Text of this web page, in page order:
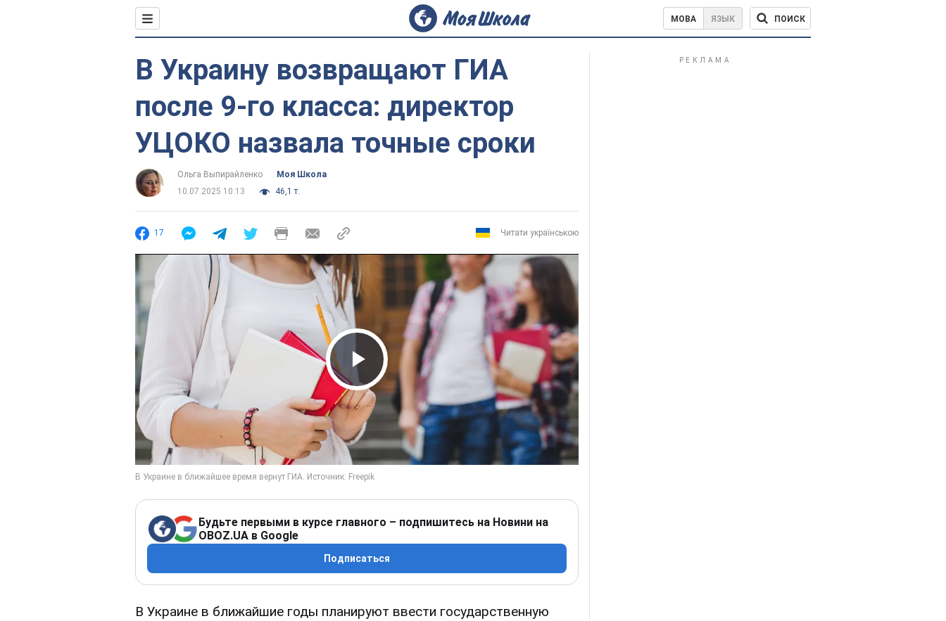
МОВА ЯЗЫК ПОИСК
В Украину возвращают ГИА
после 9-го класса: директор
УЦОКО назвала точные сроки
Ольга Выпирайленко
Моя Школа
10.07.2025 10:13
46,1 т.
17 Читати українською
Play Video
Будьте первыми в курсе главного – подпишитесь на Новини на
OBOZ.UA в Google
Подписаться
В Украине в ближайшие годы планируют ввести государственную